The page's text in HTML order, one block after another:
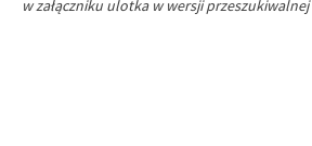
w załączniku ulotka w wersji przeszukiwalnej